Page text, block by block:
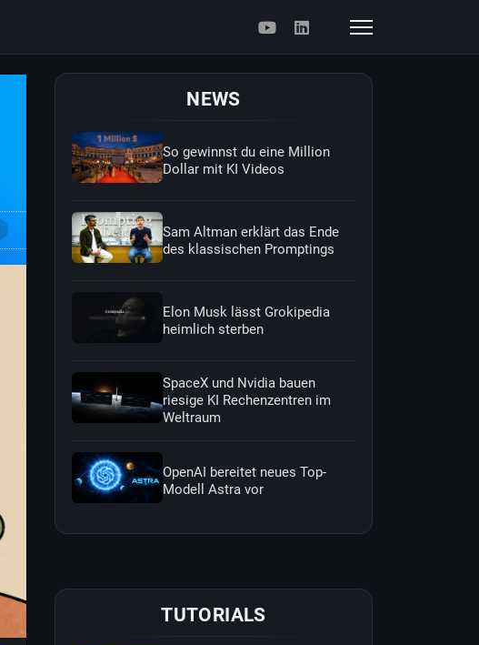
NEWS
So gewinnst du eine Million
Dollar mit KI Videos
Sam Altman erklärt das Ende
des klassischen Promptings
Elon Musk lässt Grokipedia
heimlich sterben
SpaceX und Nvidia bauen
riesige KI Rechenzentren im
Weltraum
OpenAI bereitet neues Top-
Modell Astra vor
TUTORIALS